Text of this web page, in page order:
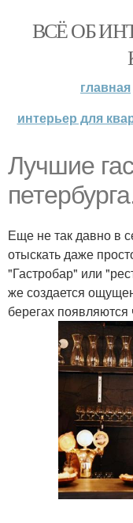
ВСЁ ОБ
главная
интерьер для
Лучшие
Еще не так давно в
отыскать даже
"Гастробар" или
же создается
берегах